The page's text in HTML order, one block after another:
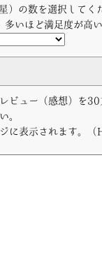
）の数を選択してく
いほど満足度が高い
ビュー（感想）を
。
に表示されます。（